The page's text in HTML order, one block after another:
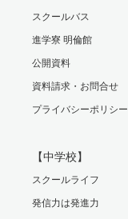
スクールバス
進学寮 明倫館
公開資料
資料請求・お問合せ
プライバシーポリシー
【中学校】
スクールライフ
発信力は発進力